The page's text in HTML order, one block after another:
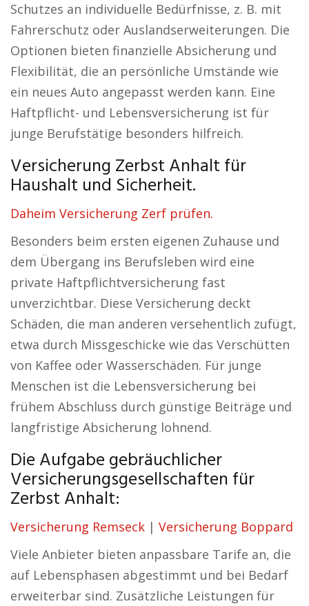
Schutzes an individuelle Bedürfnisse, z. B. mit
Fahrerschutz oder Auslandserweiterungen. Die
Optionen bieten finanzielle Absicherung und
Flexibilität, die an persönliche Umstände wie
ein neues Auto angepasst werden kann. Eine
Haftpflicht- und Lebensversicherung ist für
junge Berufstätige besonders hilfreich.
Versicherung Zerbst Anhalt für
Haushalt und Sicherheit.
Daheim Versicherung Zerf prüfen.
Besonders beim ersten eigenen Zuhause und
dem Übergang ins Berufsleben wird eine
private Haftpflichtversicherung fast
unverzichtbar. Diese Versicherung deckt
Schäden, die man anderen versehentlich zufügt,
etwa durch Missgeschicke wie das Verschütten
von Kaffee oder Wasserschäden. Für junge
Menschen ist die Lebensversicherung bei
frühem Abschluss durch günstige Beiträge und
langfristige Absicherung lohnend.
Die Aufgabe gebräuchlicher
Versicherungsgesellschaften für
Zerbst Anhalt:
Versicherung Remseck | Versicherung Boppard
Viele Anbieter bieten anpassbare Tarife an, die
auf Lebensphasen abgestimmt und bei Bedarf
erweiterbar sind. Zusätzliche Leistungen für